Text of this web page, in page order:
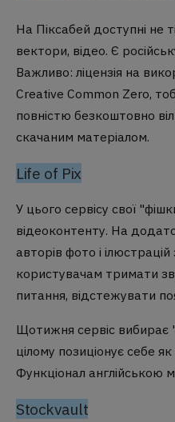
На Піксабей доступні не
вектори, відео. Є
Важливо: ліцензія на
Creative Common Zero,
повністю безкоштовно
скачаним матеріалом.
Life of Pix
У цього сервісу свої
відеоконтенту. На
авторів фото і ілюстрацій
користувачам тримати
питання, відстежувати
Щотижня сервіс вибирає
цілому позиціонує себе
Функціонал англійською
Stockvault